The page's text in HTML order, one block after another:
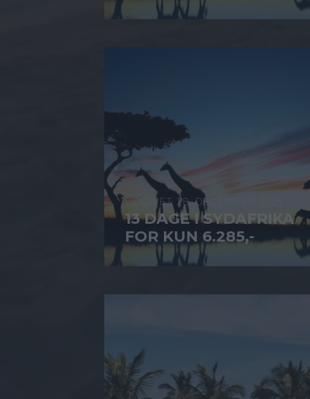
28. DECEMBER 2025
13 DAGE I SYDAFRIKA
FOR KUN 6.285,-